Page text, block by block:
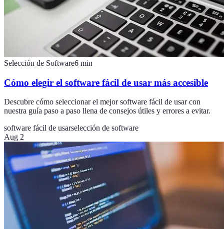
Selección de Software6 min
Cómo elegir el software fácil de usar más accesible
Descubre cómo seleccionar el mejor software fácil de usar con
nuestra guía paso a paso llena de consejos útiles y errores a evitar.
software fácil de usarselección de software
Aug 2